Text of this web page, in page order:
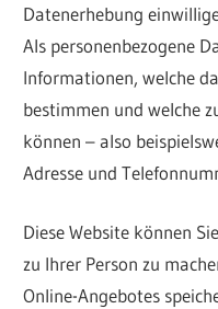
Datenerhebung
Als personenbezogene
Informationen, welche
bestimmen und welche
können – also
Adresse und
Diese Website können
zu Ihrer Person zu
Online-Angebotes